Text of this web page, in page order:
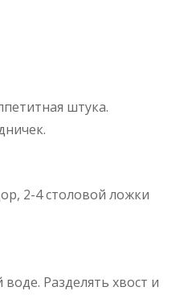
штука.
2-4 столовой ложки
Разделять хвост и